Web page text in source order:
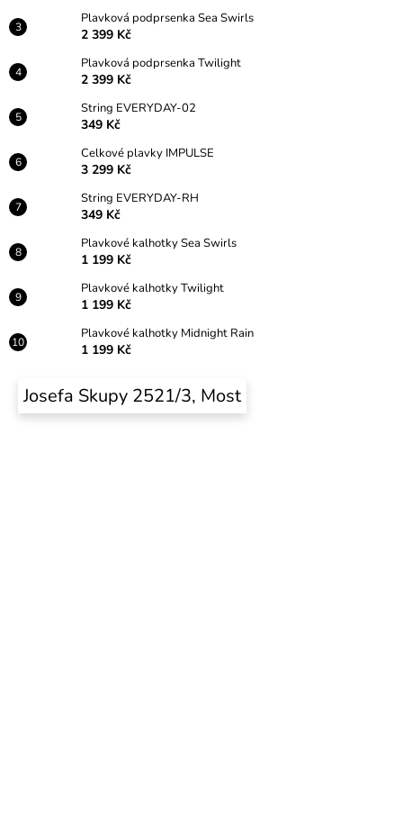
Plavková podprsenka Sea Swirls
2 399 Kč
Plavková podprsenka Twilight
2 399 Kč
String EVERYDAY-02
349 Kč
Celkové plavky IMPULSE
3 299 Kč
String EVERYDAY-RH
349 Kč
Plavkové kalhotky Sea Swirls
1 199 Kč
Plavkové kalhotky Twilight
1 199 Kč
Plavkové kalhotky Midnight Rain
1 199 Kč
Josefa Skupy 2521/3, Most